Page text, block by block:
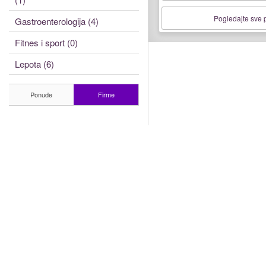
Gastroenterologija (4)
Fitnes i sport (0)
Lepota (6)
Ponude Firme
Pogledajte sve